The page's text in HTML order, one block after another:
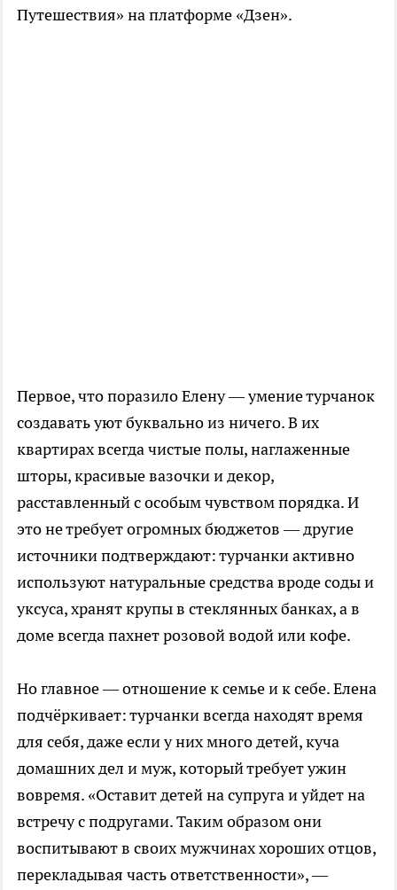
Путешествия» на платформе «Дзен».
Первое, что поразило Елену — умение турчанок
создавать уют буквально из ничего. В их
квартирах всегда чистые полы, наглаженные
шторы, красивые вазочки и декор,
расставленный с особым чувством порядка. И
это не требует огромных бюджетов — другие
источники подтверждают: турчанки активно
используют натуральные средства вроде соды и
уксуса, хранят крупы в стеклянных банках, а в
доме всегда пахнет розовой водой или кофе.
Но главное — отношение к семье и к себе. Елена
подчёркивает: турчанки всегда находят время
для себя, даже если у них много детей, куча
домашних дел и муж, который требует ужин
вовремя. «Оставит детей на супруга и уйдет на
встречу с подругами. Таким образом они
воспитывают в своих мужчинах хороших отцов,
перекладывая часть ответственности», —